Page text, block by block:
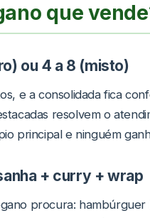
que
ou 4 a 8 (misto)
e a consolidada fica
resolvem o
principal e ninguém
+ curry + wrap
procura: